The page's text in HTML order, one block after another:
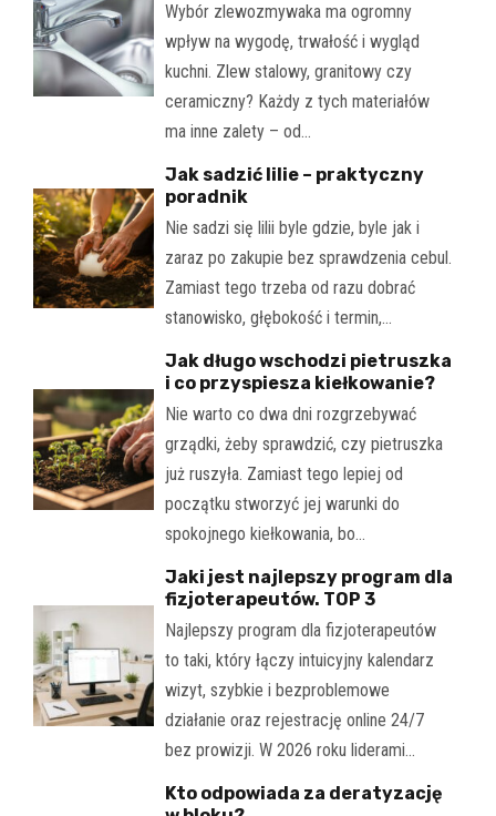
Wybór zlewozmywaka ma ogromny
wpływ na wygodę, trwałość i wygląd
kuchni. Zlew stalowy, granitowy czy
ceramiczny? Każdy z tych materiałów
ma inne zalety – od…
Jak sadzić lilie – praktyczny
poradnik
Nie sadzi się lilii byle gdzie, byle jak i
zaraz po zakupie bez sprawdzenia cebul.
Zamiast tego trzeba od razu dobrać
stanowisko, głębokość i termin,…
Jak długo wschodzi pietruszka
i co przyspiesza kiełkowanie?
Nie warto co dwa dni rozgrzebywać
grządki, żeby sprawdzić, czy pietruszka
już ruszyła. Zamiast tego lepiej od
początku stworzyć jej warunki do
spokojnego kiełkowania, bo…
Jaki jest najlepszy program dla
fizjoterapeutów. TOP 3
Najlepszy program dla fizjoterapeutów
to taki, który łączy intuicyjny kalendarz
wizyt, szybkie i bezproblemowe
działanie oraz rejestrację online 24/7
bez prowizji. W 2026 roku liderami…
Kto odpowiada za deratyzację